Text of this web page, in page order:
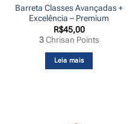
Barreta Classes Avançadas +
Excelência – Premium
R$45,00
3Chrisan Points
Leia mais